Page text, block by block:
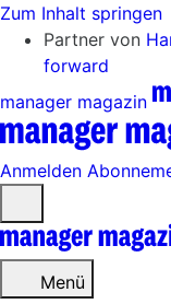
Zum Inhalt springen
Partner von
forward
manager magazin
Anmelden
öffnen
Menü